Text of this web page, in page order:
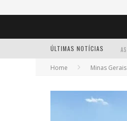
ÚLTIMAS NOTÍCIAS
Home Minas Gerais